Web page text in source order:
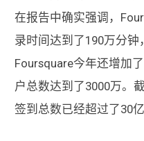
在报告中确实强调，
录时间达到了190万分钟
Foursquare今年还增加
户总数达到了3000万。
签到总数已经超过了30亿